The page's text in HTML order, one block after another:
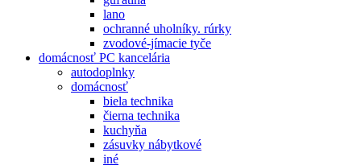
lano
ochranné uholníky. rúrky
zvodové-jímacie tyče
domácnosť PC kancelária
autodoplnky
domácnosť
biela technika
čierna technika
kuchyňa
zásuvky nábytkové
iné